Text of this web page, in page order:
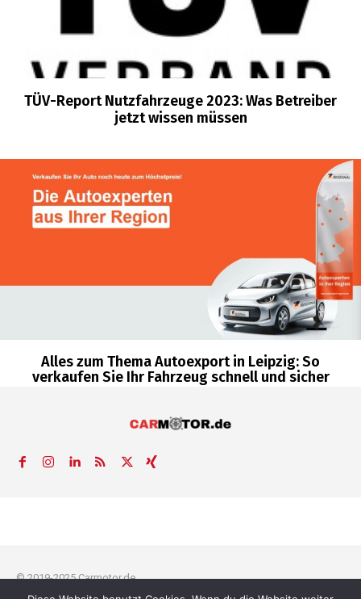
TÜV-Report Nutzfahrzeuge 2023: Was Betreiber
jetzt wissen müssen
Alles zum Thema Autoexport in Leipzig: So
verkaufen Sie Ihr Fahrzeug schnell und sicher
© 2019-2025 Carmotor.de